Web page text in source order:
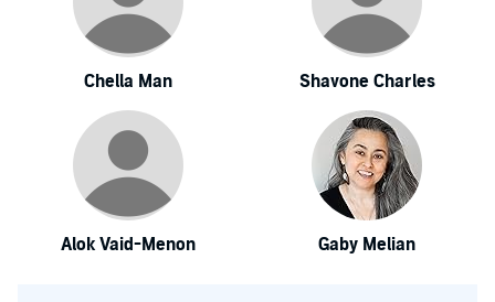
Chella Man Shavone Charles
Alok Vaid-Menon Gaby Melian